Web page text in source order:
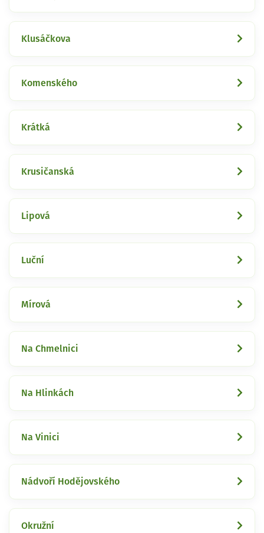
Klusáčkova
Komenského
Krátká
Krusičanská
Lipová
Luční
Mírová
Na Chmelnici
Na Hlinkách
Na Vinici
Nádvoří Hodějovského
Okružní